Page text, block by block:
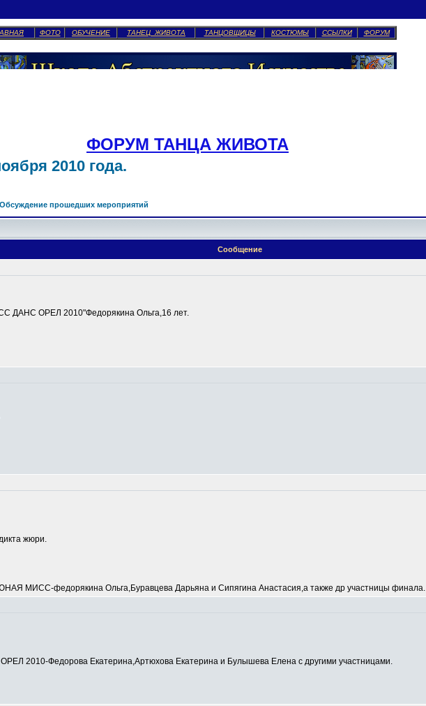
ФОТО ОБУЧЕНИЕ ТАНЕЦ ЖИВОТА ТАНЦОВЩИЦЫ КОСТЮМЫ ССЫЛКИ ФОРУМ
ФОРУМ ТАНЦА ЖИВОТА
2010 года.
Обсуждение прошедших мероприятий
Сообщение
ДАНС ОРЕЛ 2010"Федорякина Ольга,16 лет.
жюри.
МИСС-федорякина Ольга,Буравцева Дарьяна и Сипягина Анастасия,а также др участницы финала.
2010-Федорова Екатерина,Артюхова Екатерина и Булышева Елена с другими участницами.